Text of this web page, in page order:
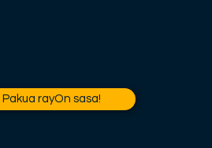
Pakua rayOn sasa!